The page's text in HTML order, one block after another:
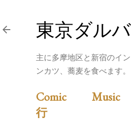
東京ダル
主に多摩地区と新宿のイ
ンカツ、蕎麦を食べます。
Comic
行